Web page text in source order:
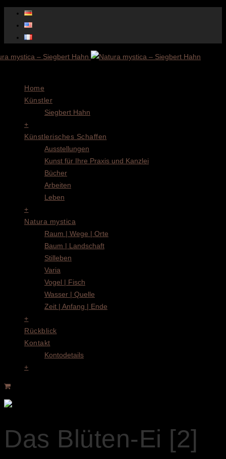
Home
Künstler
Siegbert Hahn
+
Künstlerisches Schaffen
Ausstellungen
Kunst für Ihre Praxis und Kanzlei
Bücher
Arbeiten
Leben
+
Natura mystica
Raum | Wege | Orte
Baum | Landschaft
Stilleben
Varia
Vogel | Fisch
Wasser | Quelle
Zeit | Anfang | Ende
+
Rückblick
Kontakt
Kontodetails
+
Das Blüten-Ei [2]